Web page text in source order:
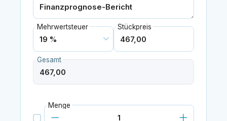
Mehrwertsteuer Stückpreis
Gesamt
Menge